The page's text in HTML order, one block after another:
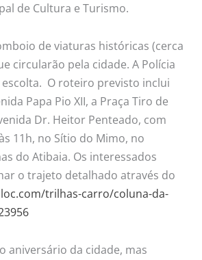
de Cultura e Turismo.
de viaturas históricas (cerca
circularão pela cidade. A Polícia
escolta. O roteiro previsto inclui
Papa Pio XII, a Praça Tiro de
Dr. Heitor Penteado, com
11h, no Sítio do Mimo, no
do Atibaia. Os interessados
o trajeto detalhado através do
trilhas-carro/coluna-da-
aniversário da cidade, mas